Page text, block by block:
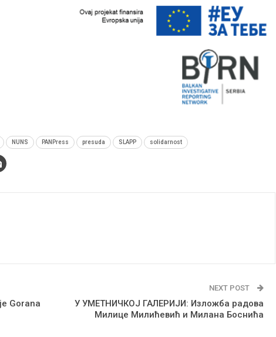
NUNS PANPress presuda SLAPP solidarnost
Gorana
NEXT POST
У УМЕТНИЧКОЈ ГАЛЕРИЈИ: Изложба радова
Милице Милићевић и Милана Боснића